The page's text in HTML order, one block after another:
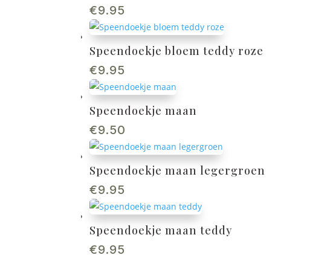
€9.95
Speendoekje bloem teddy roze
€9.95
Speendoekje maan
€9.50
Speendoekje maan legergroen
€9.95
Speendoekje maan teddy
€9.95